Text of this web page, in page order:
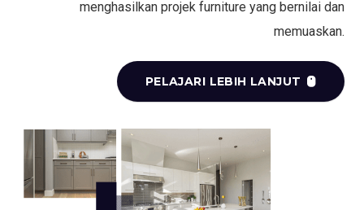
menghasilkan projek furniture yang bernilai dan
memuaskan.
PELAJARI LEBIH LANJUT